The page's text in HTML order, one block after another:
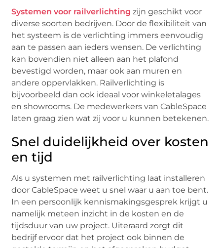
Systemen voor railverlichting zijn geschikt voor
diverse soorten bedrijven. Door de flexibiliteit van
het systeem is de verlichting immers eenvoudig
aan te passen aan ieders wensen. De verlichting
kan bovendien niet alleen aan het plafond
bevestigd worden, maar ook aan muren en
andere oppervlakken. Railverlichting is
bijvoorbeeld dan ook ideaal voor winkeletalages
en showrooms. De medewerkers van CableSpace
laten graag zien wat zij voor u kunnen betekenen.
Snel duidelijkheid over kosten
en tijd
Als u systemen met railverlichting laat installeren
door CableSpace weet u snel waar u aan toe bent.
In een persoonlijk kennismakingsgesprek krijgt u
namelijk meteen inzicht in de kosten en de
tijdsduur van uw project. Uiteraard zorgt dit
bedrijf ervoor dat het project ook binnen de